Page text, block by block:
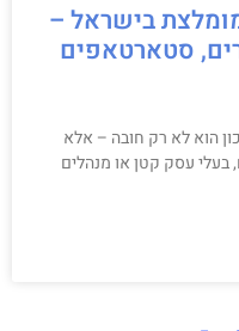
בישראל –
סטארטאפים
הוא לא רק חובה – אלא
בעלי עסק קטן או מנהלים